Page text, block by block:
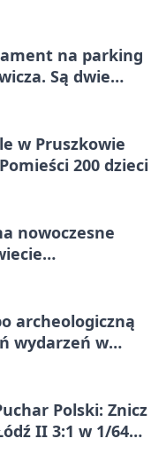
na parking
Są dwie
w Pruszkowie
200 dzieci
nowoczesne
archeologiczną
wydarzeń w
Polski: Znicz
II 3:1 w 1/64